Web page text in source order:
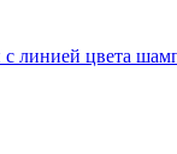
с линией цвета